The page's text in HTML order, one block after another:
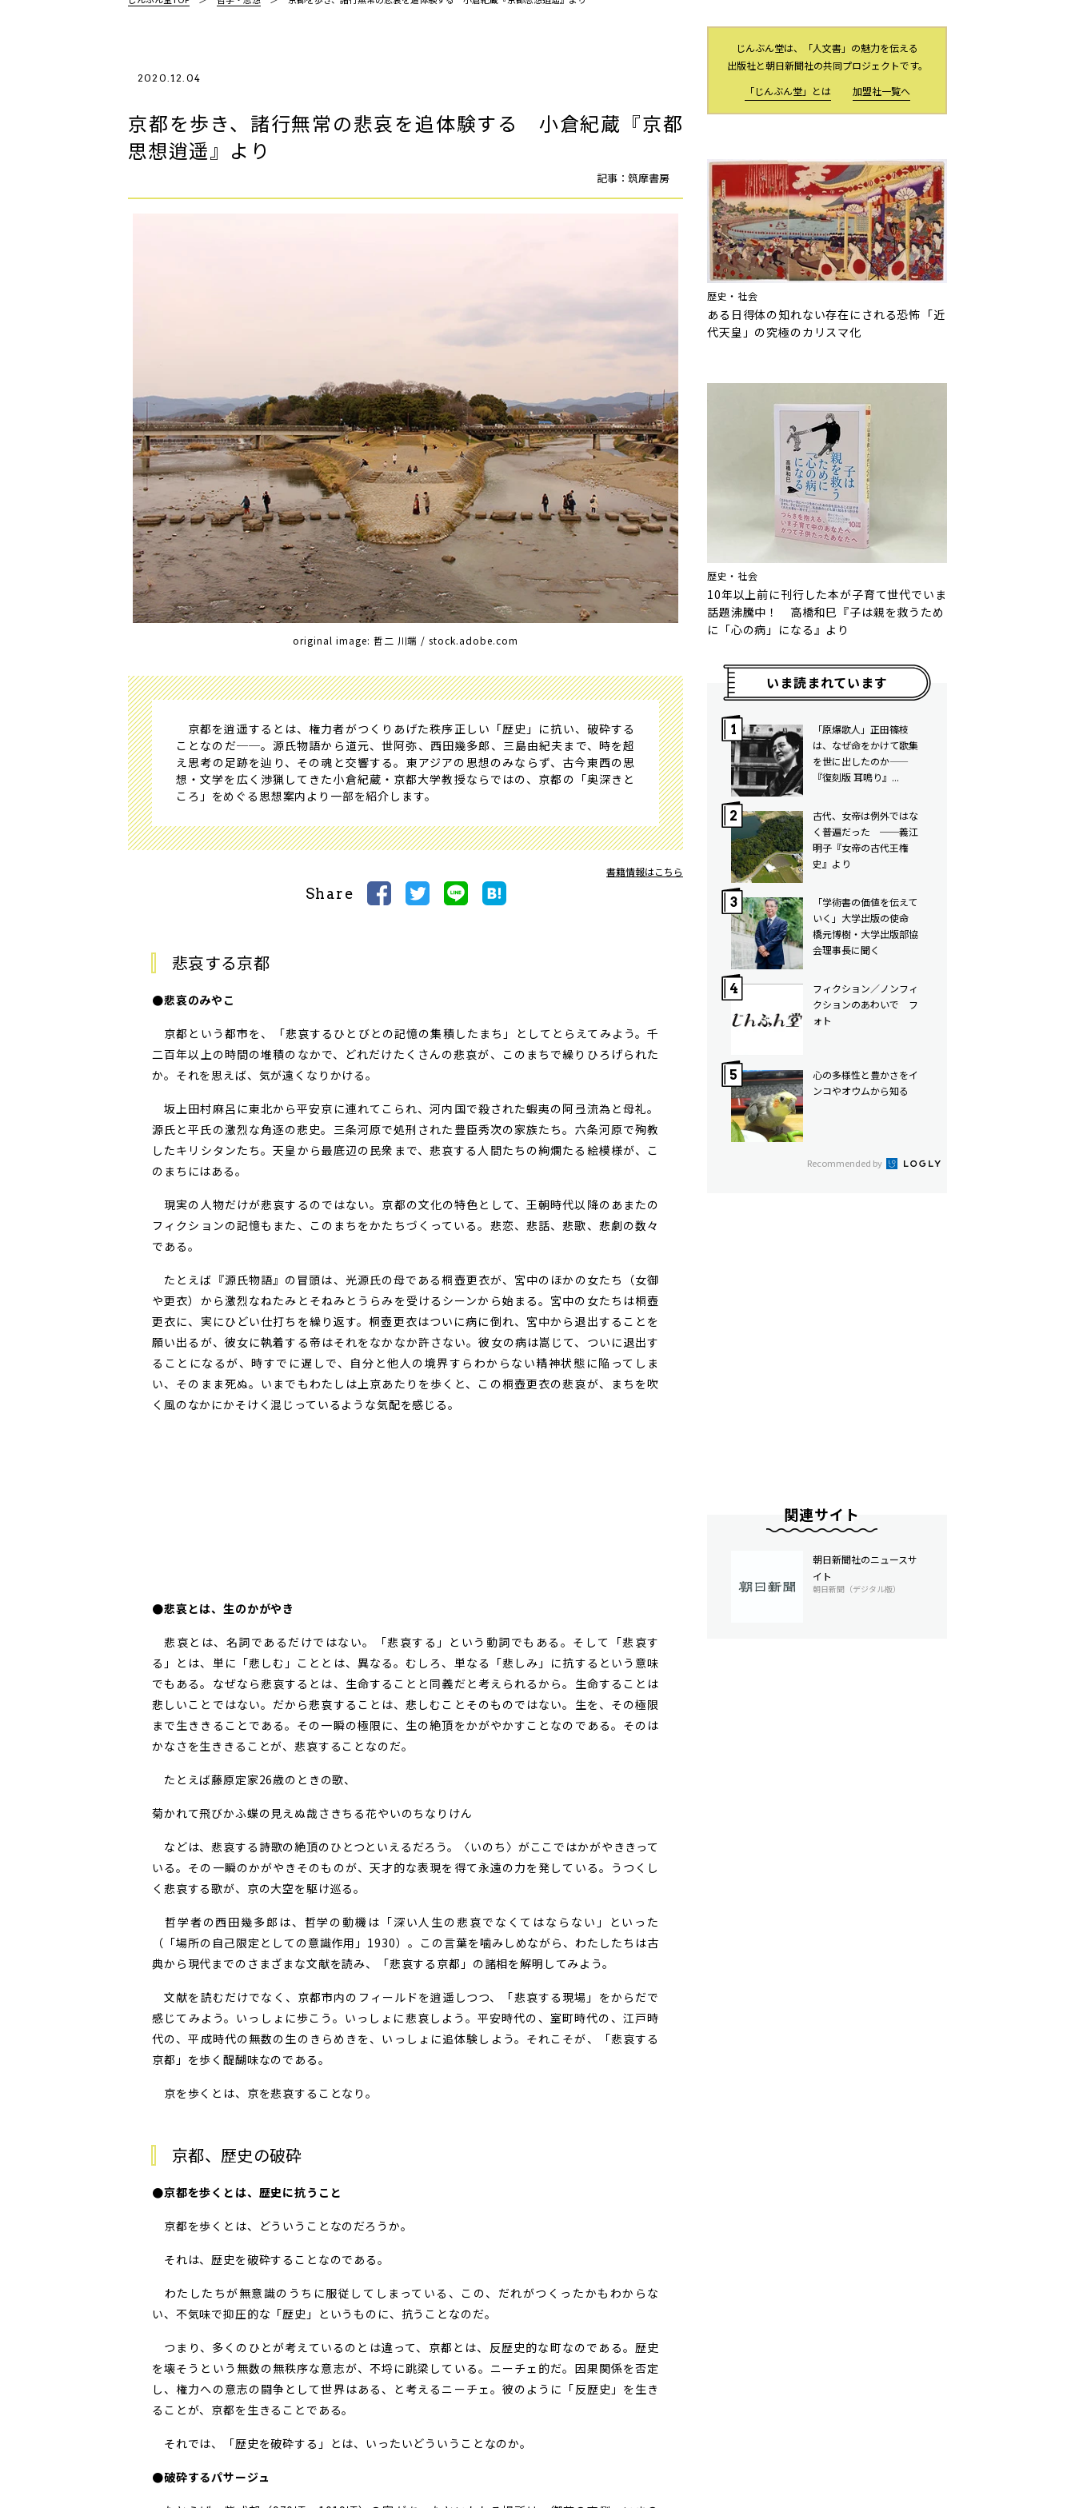
2020.12.04
京都を歩き、諸行無常の悲哀を追体験する 小倉紀蔵『京都
思想逍遥』より
記事：筑摩書房
original image: 哲二 川端 / stock.adobe.com
京都を逍遥するとは、権力者がつくりあげた秩序正しい「歴史」に抗い、破砕する
ことなのだ──。源氏物語から道元、世阿弥、西田幾多郎、三島由紀夫まで、時を超
え思考の足跡を辿り、その魂と交響する。東アジアの思想のみならず、古今東西の思
想・文学を広く渉猟してきた小倉紀蔵・京都大学教授ならではの、京都の「奥深きと
ころ」をめぐる思想案内より一部を紹介します。
書籍情報はこちら
Share
悲哀する京都
●悲哀のみやこ
京都という都市を、「悲哀するひとびとの記憶の集積したまち」としてとらえてみよう。千
二百年以上の時間の堆積のなかで、どれだけたくさんの悲哀が、このまちで繰りひろげられた
か。それを思えば、気が遠くなりかける。
坂上田村麻呂に東北から平安京に連れてこられ、河内国で殺された蝦夷の阿弖流為と母礼。
源氏と平氏の激烈な角逐の悲史。三条河原で処刑された豊臣秀次の家族たち。六条河原で殉教
したキリシタンたち。天皇から最底辺の民衆まで、悲哀する人間たちの絢爛たる絵模様が、こ
のまちにはある。
現実の人物だけが悲哀するのではない。京都の文化の特色として、王朝時代以降のあまたの
フィクションの記憶もまた、このまちをかたちづくっている。悲恋、悲話、悲歌、悲劇の数々
である。
たとえば『源氏物語』の冒頭は、光源氏の母である桐壺更衣が、宮中のほかの女たち（女御
や更衣）から激烈なねたみとそねみとうらみを受けるシーンから始まる。宮中の女たちは桐壺
更衣に、実にひどい仕打ちを繰り返す。桐壺更衣はついに病に倒れ、宮中から退出することを
願い出るが、彼女に執着する帝はそれをなかなか許さない。彼女の病は嵩じて、ついに退出す
ることになるが、時すでに遅しで、自分と他人の境界すらわからない精神状態に陥ってしま
い、そのまま死ぬ。いまでもわたしは上京あたりを歩くと、この桐壺更衣の悲哀が、まちを吹
く風のなかにかそけく混じっているような気配を感じる。
●悲哀とは、生のかがやき
悲哀とは、名詞であるだけではない。「悲哀する」という動詞でもある。そして「悲哀す
る」とは、単に「悲しむ」こととは、異なる。むしろ、単なる「悲しみ」に抗するという意味
でもある。なぜなら悲哀するとは、生命することと同義だと考えられるから。生命することは
悲しいことではない。だから悲哀することは、悲しむことそのものではない。生を、その極限
まで生ききることである。その一瞬の極限に、生の絶頂をかがやかすことなのである。そのは
かなさを生ききることが、悲哀することなのだ。
たとえば藤原定家26歳のときの歌、
菊かれて飛びかふ蝶の見えぬ哉さきちる花やいのちなりけん
などは、悲哀する詩歌の絶頂のひとつといえるだろう。〈いのち〉がここではかがやききって
いる。その一瞬のかがやきそのものが、天才的な表現を得て永遠の力を発している。うつくし
く悲哀する歌が、京の大空を駆け巡る。
哲学者の西田幾多郎は、哲学の動機は「深い人生の悲哀でなくてはならない」といった
（「場所の自己限定としての意識作用」1930）。この言葉を噛みしめながら、わたしたちは古
典から現代までのさまざまな文献を読み、「悲哀する京都」の諸相を解明してみよう。
文献を読むだけでなく、京都市内のフィールドを逍遥しつつ、「悲哀する現場」をからだで
感じてみよう。いっしょに歩こう。いっしょに悲哀しよう。平安時代の、室町時代の、江戸時
代の、平成時代の無数の生のきらめきを、いっしょに追体験しよう。それこそが、「悲哀する
京都」を歩く醍醐味なのである。
京を歩くとは、京を悲哀することなり。
京都、歴史の破砕
●京都を歩くとは、歴史に抗うこと
京都を歩くとは、どういうことなのだろうか。
それは、歴史を破砕することなのである。
わたしたちが無意識のうちに服従してしまっている、この、だれがつくったかもわからな
い、不気味で抑圧的な「歴史」というものに、抗うことなのだ。
つまり、多くのひとが考えているのとは違って、京都とは、反歴史的な町なのである。歴史
を壊そうという無数の無秩序な意志が、不埒に跳梁している。ニーチェ的だ。因果関係を否定
し、権力への意志の闘争として世界はある、と考えるニーチェ。彼のように「反歴史」を生き
ることが、京都を生きることである。
それでは、「歴史を破砕する」とは、いったいどういうことなのか。
●破砕するパサージュ
じんぶん堂は、「人文書」の魅力を伝える
出版社と朝日新聞社の共同プロジェクトです。
「じんぶん堂」とは
加盟社一覧へ
歴史・社会
ある日得体の知れない存在にされる恐怖――「近
代天皇」の究極のカリスマ化
歴史・社会
10年以上前に刊行した本が子育て世代でいま
話題沸騰中！ 高橋和巳『子は親を救うため
に「心の病」になる』より
いま読まれています
「原爆歌人」正田篠枝
は、なぜ命をかけて歌集
を世に出したのか——
『復刻版 耳鳴り』...
古代、女帝は例外ではな
く普遍だった ──義江
明子『女帝の古代王権
史』より
「学術書の価値を伝えて
いく」大学出版の使命
橋元博樹・大学出版部協
会理事長に聞く
フィクション／ノンフィ
クションのあわいで フ
ォト
心の多様性と豊かさをイ
ンコやオウムから知る
Recommended by
関連サイト
朝日新聞社のニュースサ
イト
朝日新聞（デジタル版）